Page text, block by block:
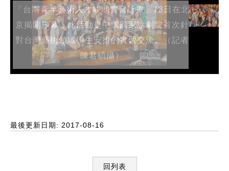
「台灣青年藝術人才駐地實習計畫」13日在北
京揭開序幕，此活動是中國國家話劇院首次針
對台灣藝術領域學生安排的實習交流。（記者
陳君碩攝）
最後更新日期: 2017-08-16
回列表